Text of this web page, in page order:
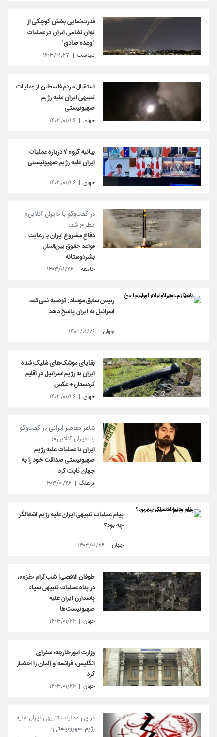
قدرت‌نمایی بخش کوچکی از
توان نظامی ایران در عملیات
”وعده صادق”
سیاست ۱۴۰۳/۰۱/۲۷
استقبال مردم فلسطین از عملیات
تنبیهی ایران علیه رژیم
صهیونیستی
جهان ۱۴۰۳/۰۱/۲۶
بیانیه گروه ۷ درباره عملیات
ایران علیه رژیم صهیونیستی
جهان ۱۴۰۳/۰۱/۲۶
در گفت‌وگو با «ایران آنلاین»
مطرح شد؛
دفاع مشروع ایران با رعایت
قواعد حقوق بین‌الملل
بشردوستانه
جامعه ۱۴۰۳/۰۱/۲۶
رئیس سابق موساد: توصیه نمی‌کنم،
اسرائیل به ایران پاسخ دهد
جهان ۱۴۰۳/۰۱/۲۶
بقایای موشک‌های شلیک شده
ایران به رژیم اسرائیل در اقلیم
کردستان+ عکس
جهان ۱۴۰۳/۰۱/۲۶
شاعر معاصر ایرانی در گفت‌وگو
با «ایران آنلاین»:
ایران با عملیات علیه رژیم
صهیونیستی صداقت خود را به
جهان ثابت کرد
فرهنگ ۱۴۰۳/۰۱/۲۶
پیام‌ عملیات تنبیهی ایران علیه رژیم اشغالگر
چه بود؟
جهان ۱۴۰۳/۰۱/۲۶
طوفان الاقصی| شب آرام «غزه»،
در پناه عملیات تنبیهی سپاه
پاسدارن ایران علیه
صهیونیست‌ها
جهان ۱۴۰۳/۰۱/۲۶
وزارت امور‌خارجه، سفرای
انگلیس، فرانسه و آلمان را احضار
کرد
جهان ۱۴۰۳/۰۱/۲۶
در پی عملیات تنبیهی ایران علیه
رژیم صهیونیستی؛